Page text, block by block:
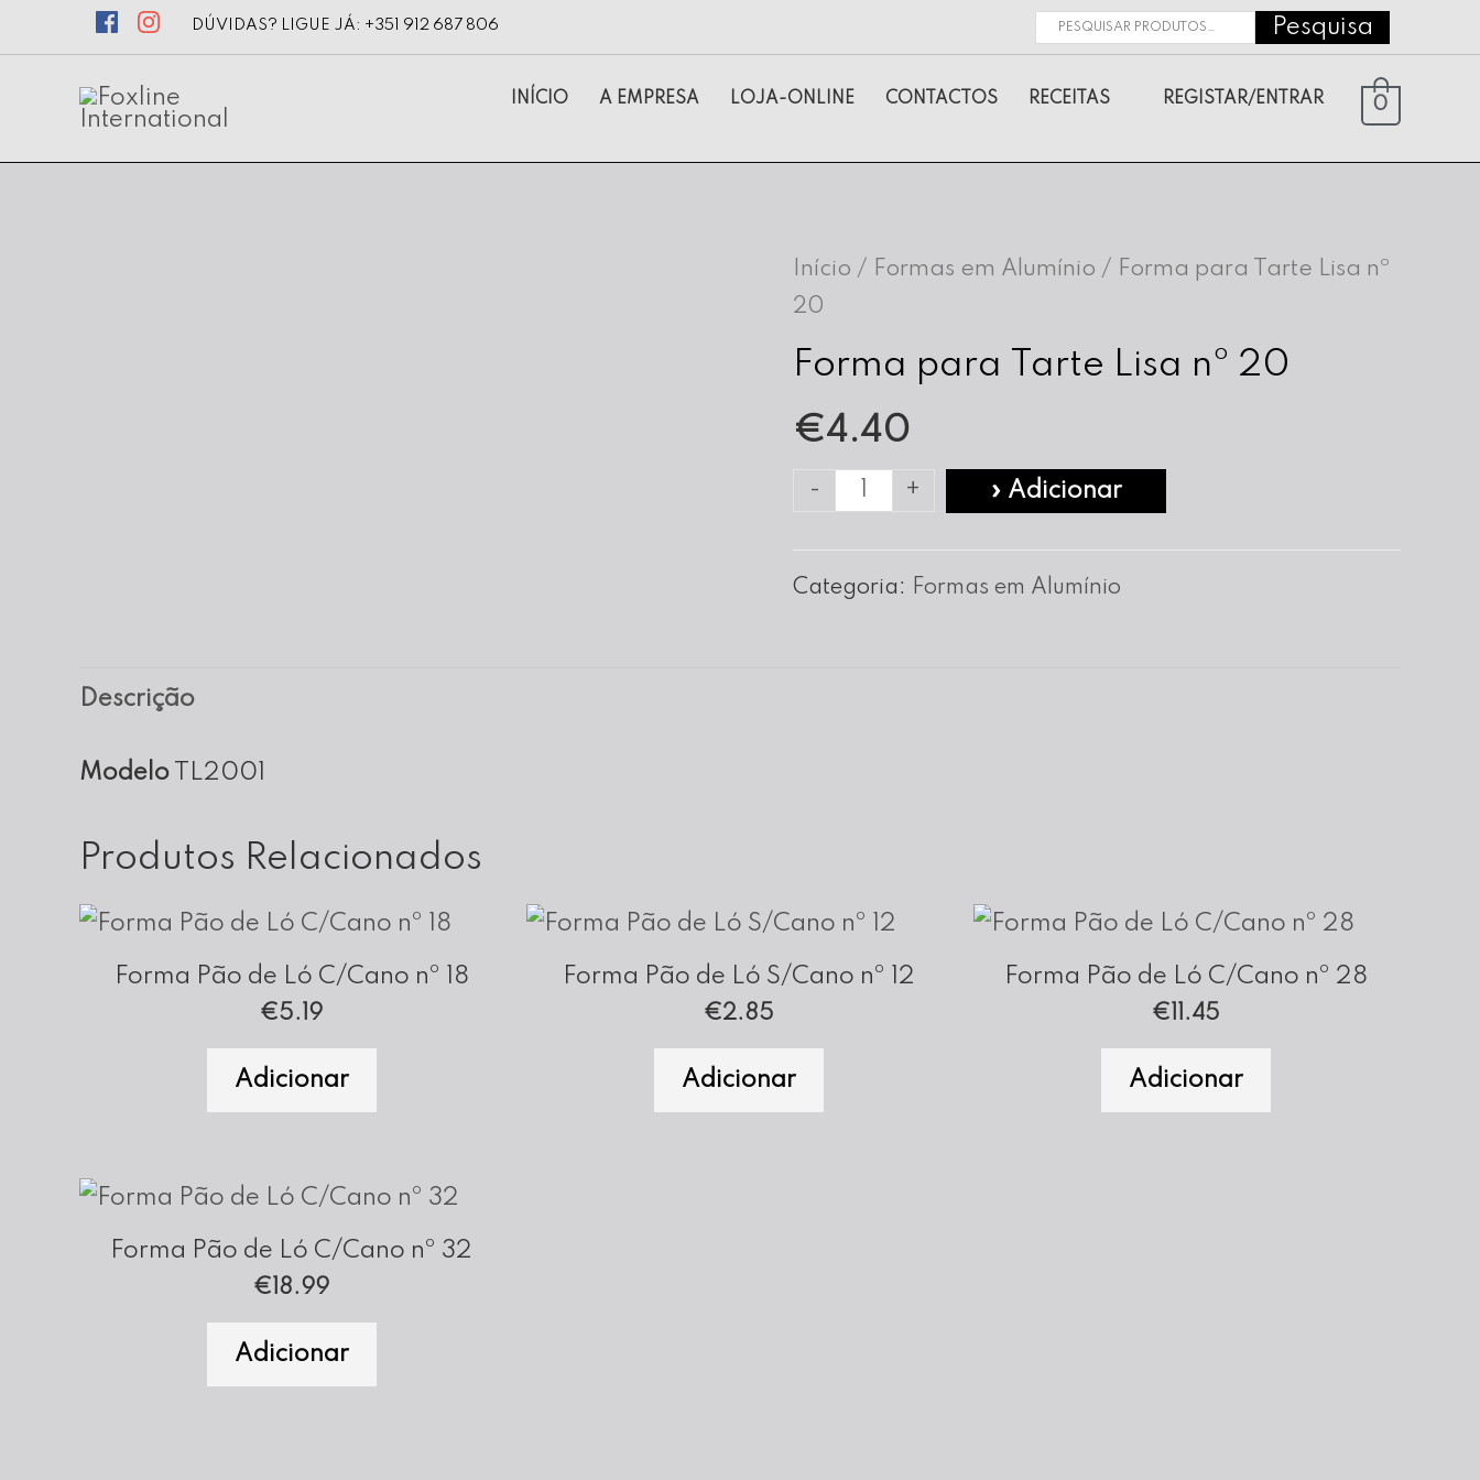
DÚVIDAS? LIGUE JÁ: +351 912 687 806
Pesquisar
Pesquisa
INÍCIO A EMPRESA LOJA-ONLINE CONTACTOS RECEITAS REGISTAR/ENTRAR 0
Início / Formas em Alumínio / Forma para Tarte Lisa nº
20
Forma para Tarte Lisa nº 20
€4.40
-
Quantidade
+ » Adicionar
Categoria: Formas em Alumínio
Descrição
Modelo TL2001
Produtos Relacionados
Forma Pão de Ló C/Cano nº 18
€5.19
Adicionar
Forma Pão de Ló S/Cano nº 12
€2.85
Adicionar
Forma Pão de Ló C/Cano nº 28
€ 11.45
Adicionar
Forma Pão de Ló C/Cano nº 32
€ 18.99
Adicionar